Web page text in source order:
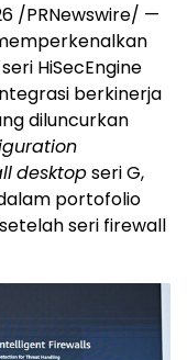
/PRNewswire/ —
seri HiSecEngine
berkinerja
diluncurkan
desktopseri G,
portofolio
seri firewall